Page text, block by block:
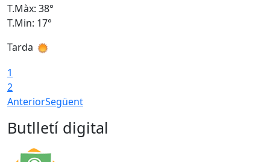
T.Màx: 38°
T.Min: 17°
Tarda
1
2
AnteriorSegüent
Butlletí digital